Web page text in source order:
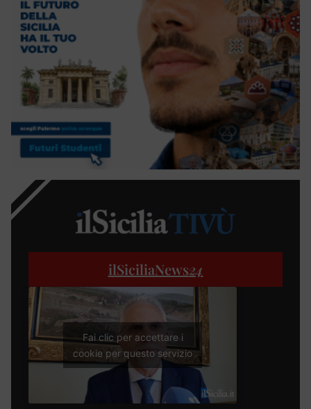
ilSiciliaNews24
Fai clic per accettare i
cookie per questo servizio